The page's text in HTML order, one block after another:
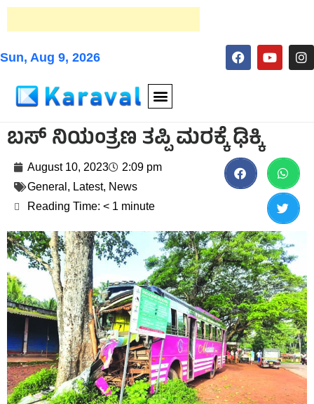
Sun, Aug 9, 2026
ಬಸ್ ನಿಯಂತ್ರಣ ತಪ್ಪಿ ಮರಕ್ಕೆ ಢಿಕ್ಕಿ
August 10, 2023
2:09 pm
General , Latest, News
Reading Time: < 1 minute